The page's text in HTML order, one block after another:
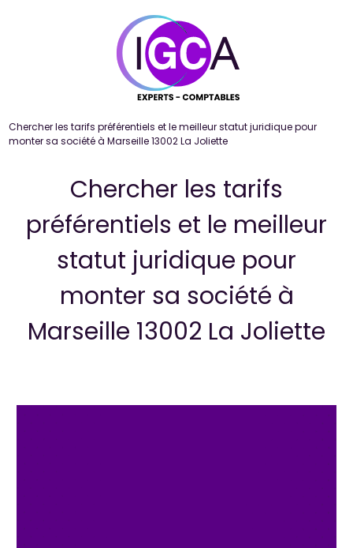
Chercher les tarifs préférentiels et le meilleur statut juridique pour
monter sa société à Marseille 13002 La Joliette
Chercher les tarifs
préférentiels et le meilleur
statut juridique pour
monter sa société à
Marseille 13002 La Joliette